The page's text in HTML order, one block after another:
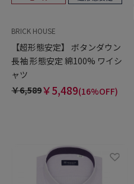
BRICK HOUSE
【超形態安定】 ボタンダウン
長袖 形態安定 綿100% ワイシ
ャツ
￥6,589￥5,489(16%OFF)